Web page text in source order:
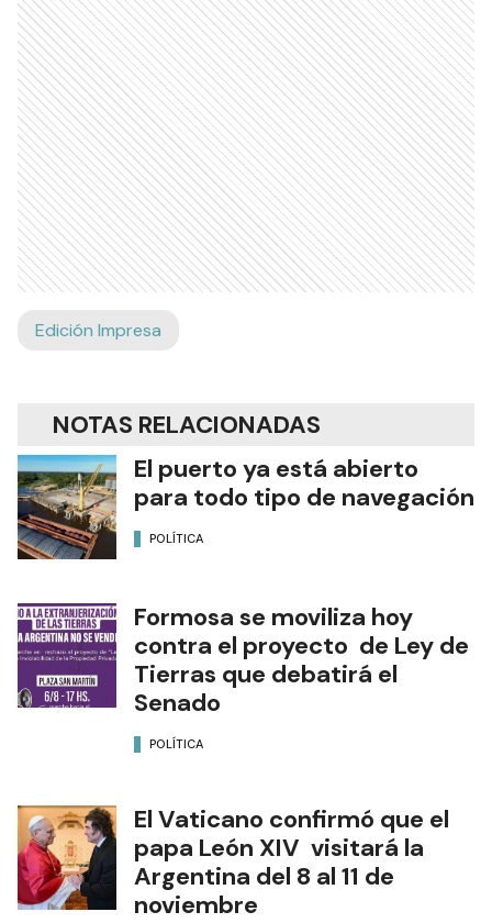
Edición Impresa
NOTAS RELACIONADAS
El puerto ya está abierto
para todo tipo de navegación
POLÍTICA
Formosa se moviliza hoy
contra el proyecto de Ley de
Tierras que debatirá el
Senado
POLÍTICA
El Vaticano confirmó que el
papa León XIV visitará la
Argentina del 8 al 11 de
noviembre